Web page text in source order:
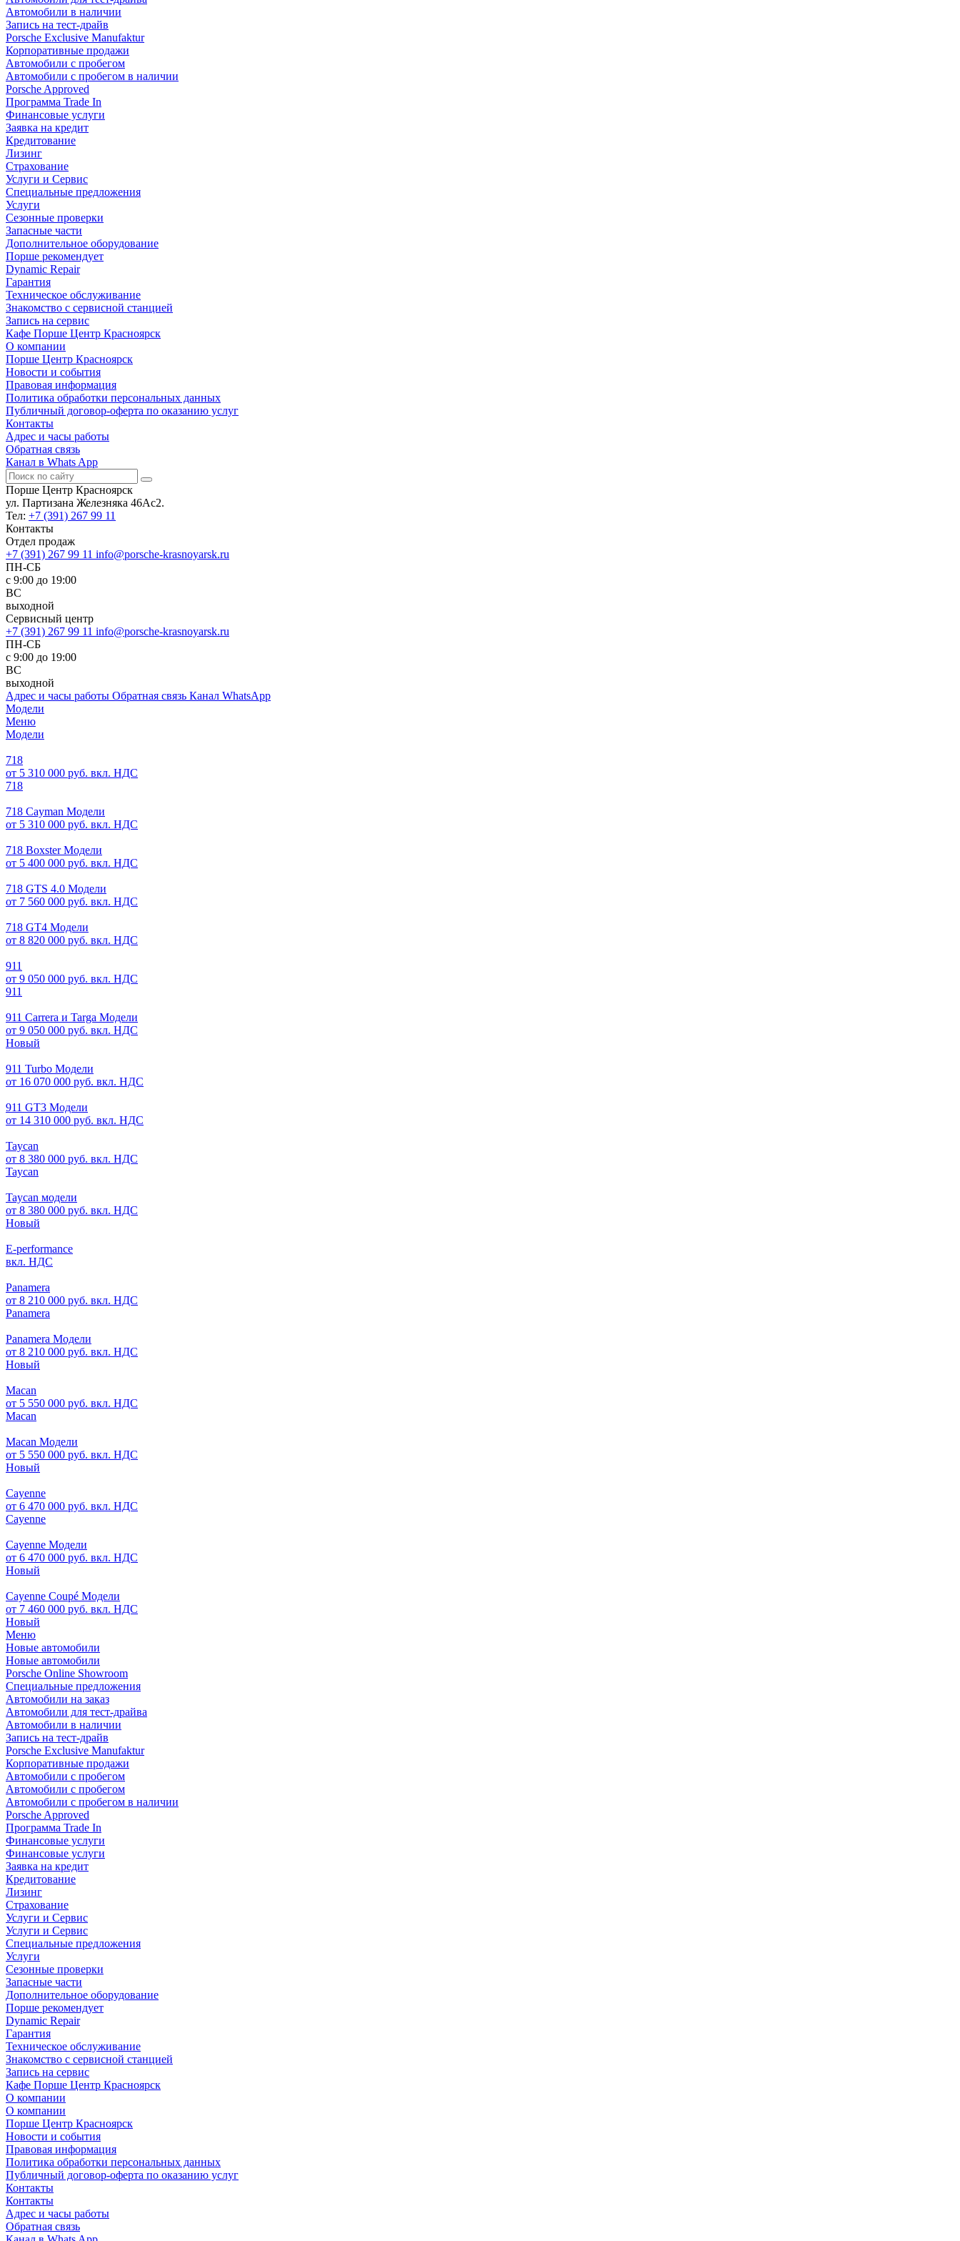
Автомобили в наличии
Запись на тест-драйв
Porsche Exclusive Manufaktur
Корпоративные продажи
Автомобили с пробегом
Автомобили с пробегом в наличии
Porsche Approved
Программа Trade In
Финансовые услуги
Заявка на кредит
Кредитование
Лизинг
Страхование
Услуги и Сервис
Специальные предложения
Услуги
Сезонные проверки
Запасные части
Дополнительное оборудование
Порше рекомендует
Dynamic Repair
Гарантия
Техническое обслуживание
Знакомство с сервисной станцией
Запись на сервис
Кафе Порше Центр Красноярск
О компании
Порше Центр Красноярск
Новости и события
Правовая информация
Политика обработки персональных данных
Публичный договор-оферта по оказанию услуг
Контакты
Адрес и часы работы
Обратная связь
Канал в Whats App
Порше Центр Красноярск
ул. Партизана Железняка 46Ас2.
Тел: +7 (391) 267 99 11
Контакты
Отдел продаж
+7 (391) 267 99 11 info@porsche-krasnoyarsk.ru
ПН-СБ
c 9:00 до 19:00
ВС
выходной
Сервисный центр
+7 (391) 267 99 11 info@porsche-krasnoyarsk.ru
ПН-СБ
с 9:00 до 19:00
ВС
выходной
Адрес и часы работы Обратная связь Канал WhatsApp
Модели
Меню
Модели
718
от 5 310 000 руб. вкл. НДС
718
718 Cayman Модели
от 5 310 000 руб. вкл. НДС
718 Boxster Модели
от 5 400 000 руб. вкл. НДС
718 GTS 4.0 Модели
от 7 560 000 руб. вкл. НДС
718 GT4 Модели
от 8 820 000 руб. вкл. НДС
911
от 9 050 000 руб. вкл. НДС
911
911 Carrera и Targa Модели
от 9 050 000 руб. вкл. НДС
Новый
911 Turbo Модели
от 16 070 000 руб. вкл. НДС
911 GT3 Модели
от 14 310 000 руб. вкл. НДС
Taycan
от 8 380 000 руб. вкл. НДС
Taycan
Taycan модели
от 8 380 000 руб. вкл. НДС
Новый
E-performance
вкл. НДС
Panamera
от 8 210 000 руб. вкл. НДС
Panamera
Panamera Модели
от 8 210 000 руб. вкл. НДС
Новый
Macan
от 5 550 000 руб. вкл. НДС
Macan
Macan Модели
от 5 550 000 руб. вкл. НДС
Новый
Cayenne
от 6 470 000 руб. вкл. НДС
Cayenne
Cayenne Модели
от 6 470 000 руб. вкл. НДС
Новый
Cayenne Coupé Модели
от 7 460 000 руб. вкл. НДС
Новый
Меню
Новые автомобили
Новые автомобили
Porsche Online Showroom
Специальные предложения
Автомобили на заказ
Автомобили для тест-драйва
Автомобили в наличии
Запись на тест-драйв
Porsche Exclusive Manufaktur
Корпоративные продажи
Автомобили с пробегом
Автомобили с пробегом
Автомобили с пробегом в наличии
Porsche Approved
Программа Trade In
Финансовые услуги
Финансовые услуги
Заявка на кредит
Кредитование
Лизинг
Страхование
Услуги и Сервис
Услуги и Сервис
Специальные предложения
Услуги
Сезонные проверки
Запасные части
Дополнительное оборудование
Порше рекомендует
Dynamic Repair
Гарантия
Техническое обслуживание
Знакомство с сервисной станцией
Запись на сервис
Кафе Порше Центр Красноярск
О компании
О компании
Порше Центр Красноярск
Новости и события
Правовая информация
Политика обработки персональных данных
Публичный договор-оферта по оказанию услуг
Контакты
Контакты
Адрес и часы работы
Обратная связь